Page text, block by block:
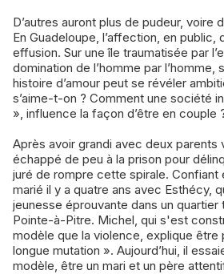
D’autres auront plus de pudeur, voire
En Guadeloupe, l’affection, en public,
effusion. Sur une île traumatisée par
domination de l’homme par l’homme,
histoire d’amour peut se révéler
s’aime-t-on ? Comment une société
», influence la façon d’être en couple
Après avoir grandi avec deux parents
échappé de peu à la prison pour
juré de rompre cette spirale. Confiant
marié il y a quatre ans avec Esthécy,
jeunesse éprouvante dans un quartier
Pointe-à-Pitre. Michel, qui s'est
modèle que la violence, explique être
longue mutation ». Aujourd’hui, il
modèle, être un mari et un père